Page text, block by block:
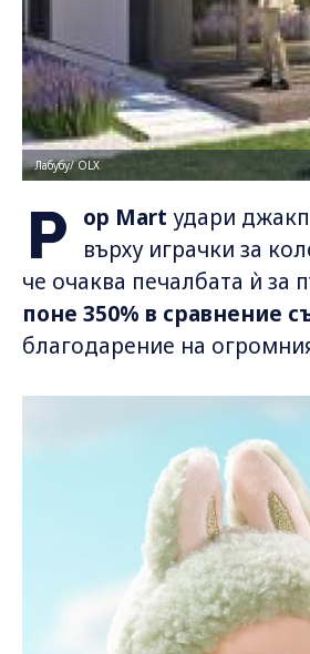
Лабубу/ OLX
P op Mart удари
върху играчки за
че очаква печалбата ѝ за
поне 350% в сравнение
благодарение на